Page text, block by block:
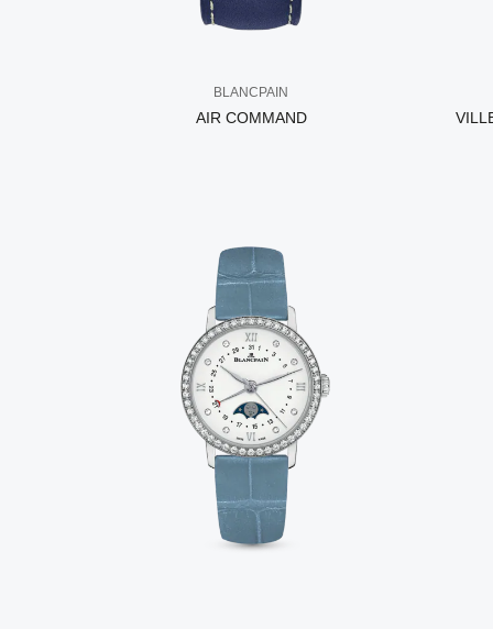
BLANCPAIN
AIR COMMAND